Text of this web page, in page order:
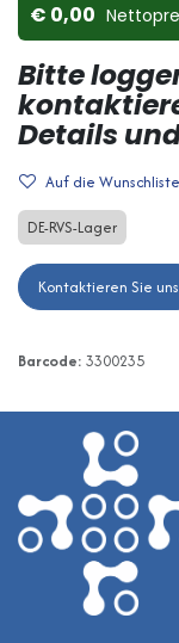
0,00
Bitte
Details
Auf die Wunschliste
DE-RVS-Lager
Kontaktieren Sie uns
Barcode: 3300235